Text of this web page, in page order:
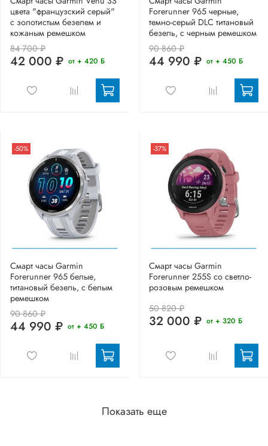
цвета "французский серый"
с золотистым безелем и
кожаным ремешком
84 700 ₽
42 000 ₽ от + 420 Б
Forerunner 965 черные,
темно-серый DLC титановый
безель, с черным ремешком
90 860 ₽
44 990 ₽ от + 450 Б
-50%
Смарт часы Garmin
Forerunner 965 белые,
титановый безель, с белым
ремешком
90 860 ₽
44 990 ₽ от + 450 Б
-37%
Смарт часы Garmin
Forerunner 255S со светло-
розовым ремешком
50 820 ₽
32 000 ₽ от + 320 Б
Показать еще